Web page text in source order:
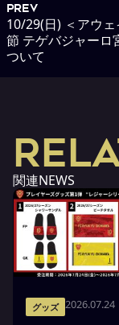
PREV
10/29(日) ＜アウ
節 テゲバジャーロ
ついて
関連NEWS
グッズ 2026.07.24